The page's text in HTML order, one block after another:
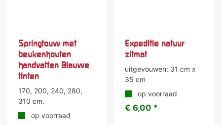
Springtouw met
beukenhouten
handvatten Blauwe
tinten
170, 200, 240, 280,
310 cm.
op voorraad
Expeditie natuur
zitmat
uitgevouwen: 31 cm x
35 cm
op voorraad
€ 6,00 *